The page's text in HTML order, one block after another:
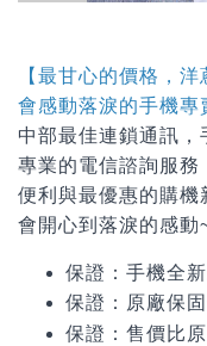
【最甘心的價格，
會感動落淚的手機專
中部最佳連鎖通訊
專業的電信諮詢服務
便利與最優惠的購機
會開心到落淚的感動
保證：手機全
保證：原廠保
保證： 售價比